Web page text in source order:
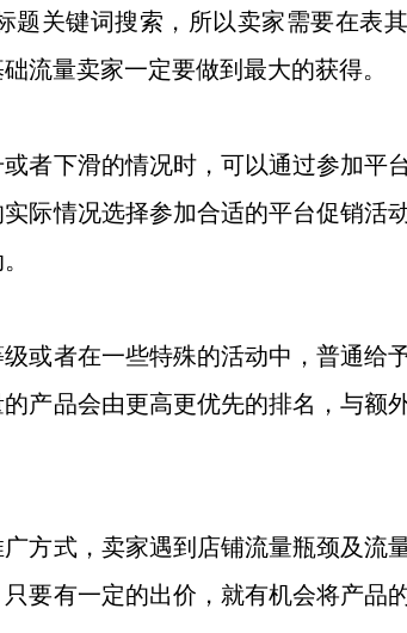
题关键词搜索，所以卖家需要在表
流量卖家一定要做到最大的获得。
者下滑的情况时，可以通过参加平
际情况选择参加合适的平台促销活
或者在一些特殊的活动中，普通给
产品会由更高更优先的排名，与额
方式，卖家遇到店铺流量瓶颈及流
要有一定的出价，就有机会将产品